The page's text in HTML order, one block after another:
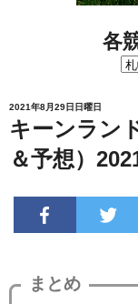
各
2021年8月29日日曜日
キーンラン
＆予想）
まとめ